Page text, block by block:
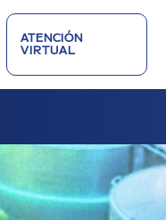
ATENCIÓN
VIRTUAL